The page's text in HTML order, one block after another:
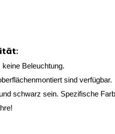
Beleuchtung.
sind verfügbar.
schwarz sein. Spezifische